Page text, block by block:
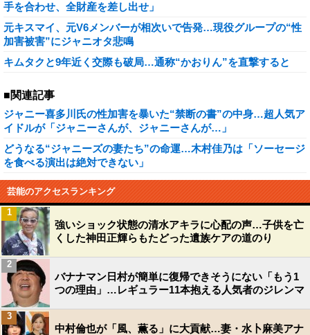
手を合わせ、全財産を差し出せ」
元キスマイ、元V6メンバーが相次いで告発…現役グループの“性
加害被害”にジャニオタ悲鳴
キムタクと9年近く交際も破局…通称“かおりん”を直撃すると
■関連記事
ジャニー喜多川氏の性加害を暴いた“禁断の書”の中身…超人気ア
イドルが「ジャニーさんが、ジャニーさんが…」
どうなる“ジャニーズの妻たち”の命運…木村佳乃は「ソーセージ
を食べる演出は絶対できない」
芸能のアクセスランキング
強いショック状態の清水アキラに心配の声…子供を亡
くした神田正輝らもたどった遺族ケアの道のり
1
バナナマン日村が簡単に復帰できそうにない「もう1
つの理由」…レギュラー11本抱える人気者のジレンマ
2
中村倫也が「風、薫る」に大貢献…妻・水卜麻美アナ
3